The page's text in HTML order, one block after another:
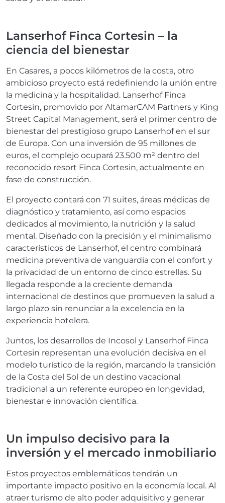
Lanserhof Finca Cortesin – la
ciencia del bienestar
En Casares, a pocos kilómetros de la costa, otro
ambicioso proyecto está redefiniendo la unión entre
la medicina y la hospitalidad. Lanserhof Finca
Cortesin, promovido por AltamarCAM Partners y King
Street Capital Management, será el primer centro de
bienestar del prestigioso grupo Lanserhof en el sur
de Europa. Con una inversión de 95 millones de
euros, el complejo ocupará 23.500 m² dentro del
reconocido resort Finca Cortesin, actualmente en
fase de construcción.
El proyecto contará con 71 suites, áreas médicas de
diagnóstico y tratamiento, así como espacios
dedicados al movimiento, la nutrición y la salud
mental. Diseñado con la precisión y el minimalismo
característicos de Lanserhof, el centro combinará
medicina preventiva de vanguardia con el confort y
la privacidad de un entorno de cinco estrellas. Su
llegada responde a la creciente demanda
internacional de destinos que promueven la salud a
largo plazo sin renunciar a la excelencia en la
experiencia hotelera.
Juntos, los desarrollos de Incosol y Lanserhof Finca
Cortesin representan una evolución decisiva en el
modelo turístico de la región, marcando la transición
de la Costa del Sol de un destino vacacional
tradicional a un referente europeo en longevidad,
bienestar e innovación científica.
Un impulso decisivo para la
inversión y el mercado inmobiliario
Estos proyectos emblemáticos tendrán un
importante impacto positivo en la economía local. Al
atraer turismo de alto poder adquisitivo y generar